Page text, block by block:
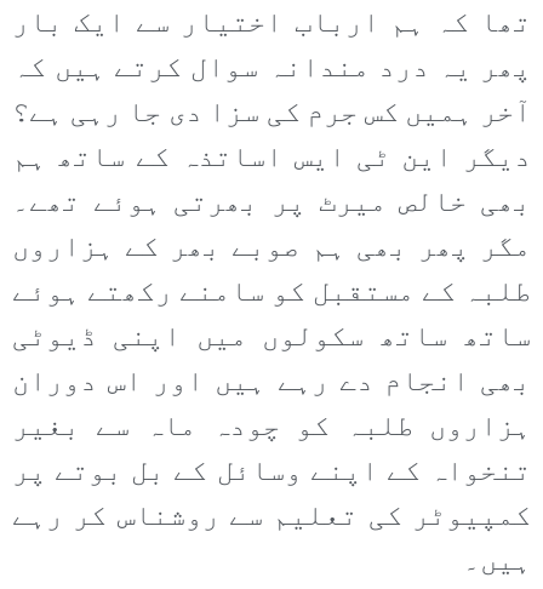
تھا کہ ہم ارباب اختیار سے ایک بار
پھر یہ درد مندانہ سوال کرتے ہیں کہ
آخر ہمیں کس جرم کی سزا دی جا رہی ہے؟
دیگر این ٹی ایس اساتذہ کے ساتھ ہم
بھی خالص میرٹ پر بھرتی ہوئے تھے۔
مگر پھر بھی ہم صوبے بھر کے ہزاروں
طلبہ کے مستقبل کو سامنے رکھتے ہوئے
ساتھ ساتھ سکولوں میں اپنی ڈیوٹی
بھی انجام دے رہے ہیں اور اس دوران
ہزاروں طلبہ کو چودہ ماہ سے بغیر
تنخواہ کے اپنے وسائل کے بل بوتے پر
کمپیوٹر کی تعلیم سے روشناس کر رہے
ہیں۔